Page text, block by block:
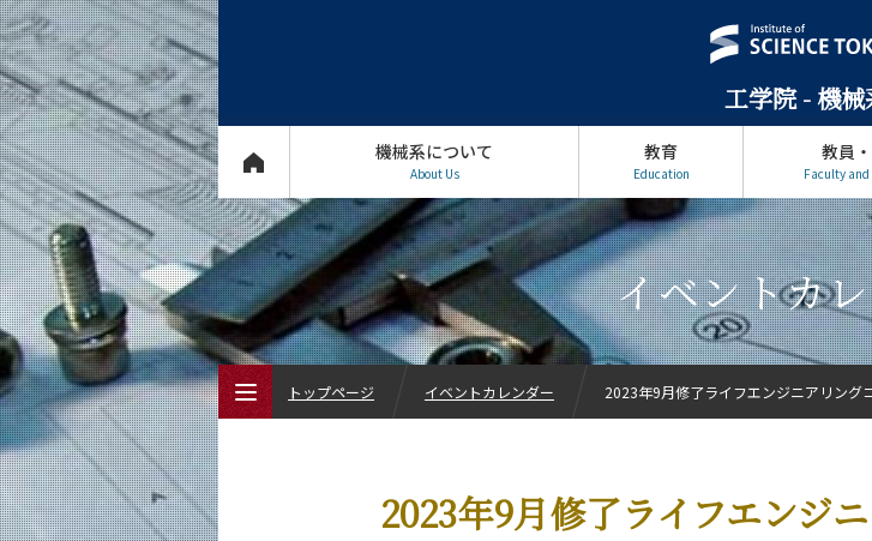
工学院 - 機械
機械系について
About Us
教育
Education
教員
Faculty
イベントカ
2023年9月修了ライフエンジ
トップページ イベントカレンダー 2023年9月修了ライフエンジニアリング